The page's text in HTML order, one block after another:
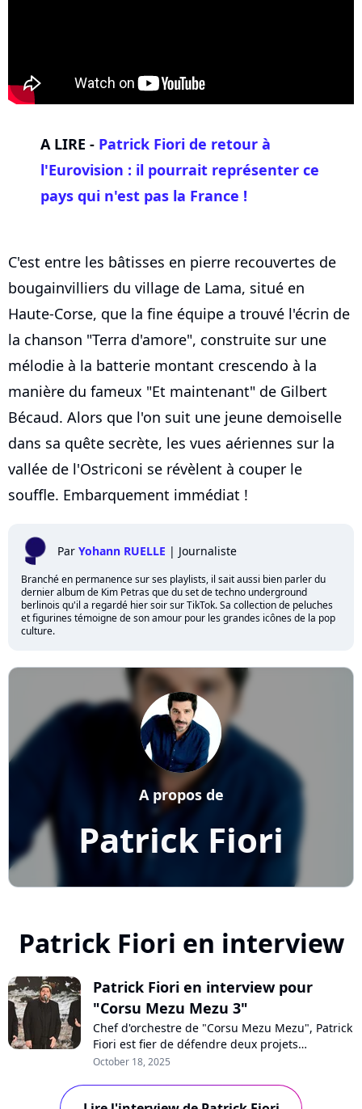
A LIRE - Patrick Fiori de retour à
l'Eurovision : il pourrait représenter ce
pays qui n'est pas la France !
C'est entre les bâtisses en pierre recouvertes de
bougainvilliers du village de Lama, situé en
Haute-Corse, que la fine équipe a trouvé l'écrin de
la chanson "Terra d'amore", construite sur une
mélodie à la batterie montant crescendo à la
manière du fameux "Et maintenant" de Gilbert
Bécaud. Alors que l'on suit une jeune demoiselle
dans sa quête secrète, les vues aériennes sur la
vallée de l'Ostriconi se révèlent à couper le
souffle. Embarquement immédiat !
Par Yohann RUELLE | Journaliste
Branché en permanence sur ses playlists, il sait aussi bien parler du
dernier album de Kim Petras que du set de techno underground
berlinois qu'il a regardé hier soir sur TikTok. Sa collection de peluches
et figurines témoigne de son amour pour les grandes icônes de la pop
culture.
Patrick Fiori
A propos de
Patrick Fiori en interview
Patrick Fiori en interview pour
"Corsu Mezu Mezu 3"
Chef d'orchestre de "Corsu Mezu Mezu", Patrick
Fiori est fier de défendre deux projets
d'envergure pour rendre hommage à l'Île de
un concert géant prévu à Marseille en 2026.
October 18, 2025